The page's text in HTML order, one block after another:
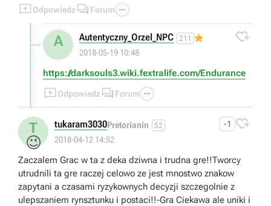
Odpowiedz  Forum 
A Autentyczny_Orzel_NPC 211
2018-05-19 10:48

https://darksouls3.wiki.fextralife.com/Endurance
Odpowiedz  Forum 
T
😉
tukaram3030Pretorianin 52
2018-04-12 14:52
-1 
Zaczalem Grac w ta z deka dziwna i trudna gre!!Tworcy
utrudnili ta gre raczej celowo ze jest mnostwo znakow
zapytani a czasami ryzykownych decyzji szczegolnie z
ulepszaniem rynsztunku i postaci!!-Gra Ciekawa ale uniki i